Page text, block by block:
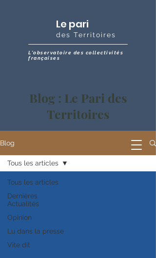
Le pari
des Territoires
L'observatoire des collectivités
françaises
Blog : Le Pari des
Territoires
Blog
Tous les articles
Dernières
Actualités
Opinion
Lu dans la presse
Vite dit
Tous les articles